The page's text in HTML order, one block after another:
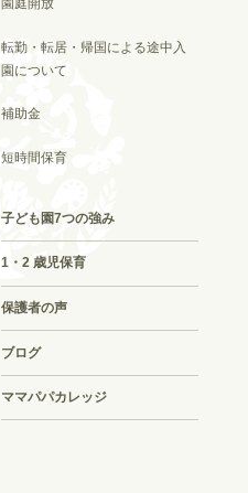
園庭開放
転勤・転居・帰国による途中入
園について
補助金
短時間保育
子ども園7つの強み
1・2 歳児保育
保護者の声
ブログ
ママパパカレッジ